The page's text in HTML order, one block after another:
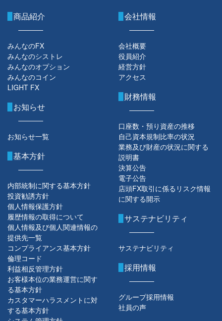
商品紹介
みんなのFX
みんなのシストレ
みんなのオプション
みんなのコイン
LIGHT FX
お知らせ
お知らせ一覧
会社情報
会社概要
役員紹介
経営方針
アクセス
財務情報
口座数・預り資産の推移
自己資本規制比率の状況
業務及び財産の状況に関する
説明書
決算公告
電子公告
店頭FX取引に係るリスク情報
に関する開示
基本方針
内部統制に関する基本方針
投資勧誘方針
個人情報保護方針
履歴情報の取得について
個人情報及び個人関連情報の
提供先一覧
コンプライアンス基本方針
倫理コード
利益相反管理方針
お客様本位の業務運営に関す
る基本方針
カスタマーハラスメントに対
する基本方針
サステナビリティ
サステナビリティ
採用情報
グループ採用情報
社員の声